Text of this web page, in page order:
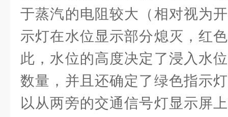
于蒸汽的电阻较大（相对视为
示灯在水位显示部分熄灭，红
此，水位的高度决定了浸入水
数量，并且还确定了绿色指示
以从两旁的交通信号灯显示屏